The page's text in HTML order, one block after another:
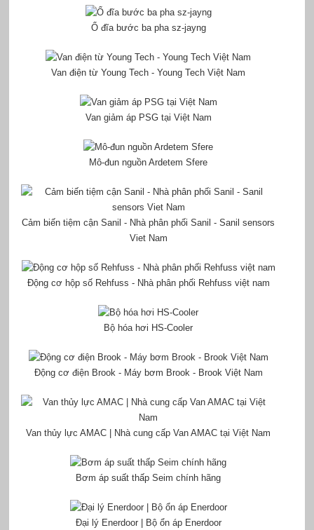
Ổ đĩa bước ba pha sz-jayng
Van điện từ Young Tech - Young Tech Việt Nam
Van giảm áp PSG tại Việt Nam
Mô-đun nguồn Ardetem Sfere
Cảm biến tiệm cận Sanil - Nhà phân phối Sanil - Sanil sensors
Viet Nam
Động cơ hộp số Rehfuss - Nhà phân phối Rehfuss việt nam
Bộ hóa hơi HS-Cooler
Động cơ điện Brook - Máy bơm Brook - Brook Việt Nam
Van thủy lực AMAC | Nhà cung cấp Van AMAC tại Việt Nam
Bơm áp suất thấp Seim chính hãng
Đại lý Enerdoor | Bộ ổn áp Enerdoor